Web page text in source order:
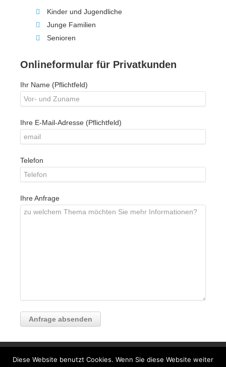
Kinder und Jugendliche
Junge Familien
Senioren
Onlineformular für Privatkunden
Ihr Name (Pflichtfeld)
Ihre E-Mail-Adresse (Pflichtfeld)
Telefon
Ihre Anfrage
Datenschutzerklärung
Haftungsausschluss Erstinformation
Diese Website benutzt Cookies. Wenn Sie diese Website weiter